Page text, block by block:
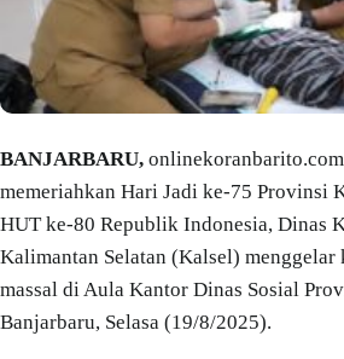
BANJARBARU,
memeriahkan Hari Jadi ke-75 Provinsi
HUT ke-80 Republik Indonesia, Dinas
Kalimantan Selatan (Kalsel) menggelar
massal di Aula Kantor Dinas Sosial
Banjarbaru, Selasa (19/8/2025).